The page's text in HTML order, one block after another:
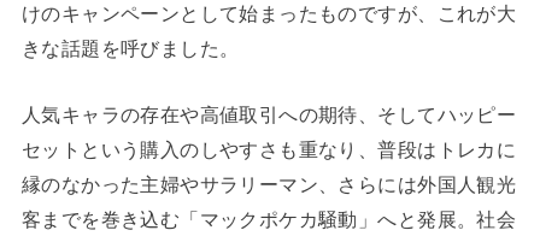
けのキャンペーンとして始まったものですが、これが大
きな話題を呼びました。
人気キャラの存在や高値取引への期待、そしてハッピー
セットという購入のしやすさも重なり、普段はトレカに
縁のなかった主婦やサラリーマン、さらには外国人観光
客までを巻き込む「マックポケカ騒動」へと発展。社会